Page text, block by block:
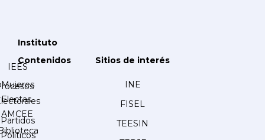
Instituto
IEES
Partidos
Políticos
Contenidos
Mujeres
Electas
AMCEE
Sitios de interés
INE
FISEL
TEESIN